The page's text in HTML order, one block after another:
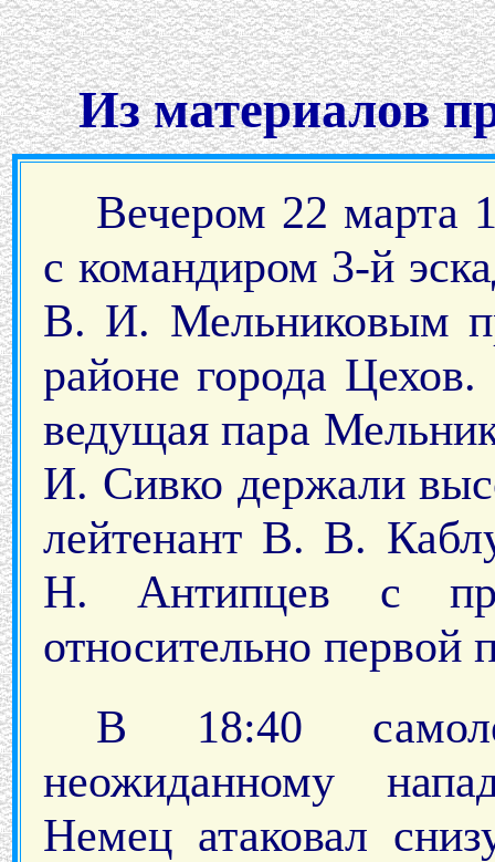
Из материалов
Вечером 22 марта
с командиром 3-й
В. И. Мельниковым
районе города
ведущая пара
И. Сивко держали
лейтенант В. В.
Н. Антипцев с
относительно первой
В 18:40
неожиданному
Немец атаковал